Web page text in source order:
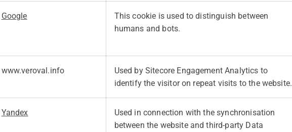
Google
This cookie is used to distinguish between
humans and bots.
www.veroval.info
Used by Sitecore Engagement Analytics to
identify the visitor on repeat visits to the website.
Yandex
Used in connection with the synchronisation
between the website and third-party Data